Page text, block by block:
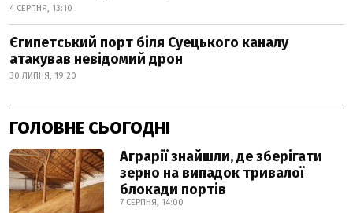
4 СЕРПНЯ, 13:10
Єгипетський порт біля Суецького каналу
атакував невідомий дрон
30 ЛИПНЯ, 19:20
ГОЛОВНЕ СЬОГОДНІ
Аграрії знайшли, де зберігати
зерно на випадок тривалої
блокади портів
7 СЕРПНЯ, 14:00